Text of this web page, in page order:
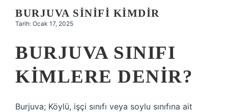
Hakkımızda
BURJUVA SINIFI KIMDIR
Tarih: Ocak 17, 2025
BURJUVA SINIFI
KIMLERE DENIR?
Burjuva; Köylü, işçi sınıfı veya soylu sınıfına ait